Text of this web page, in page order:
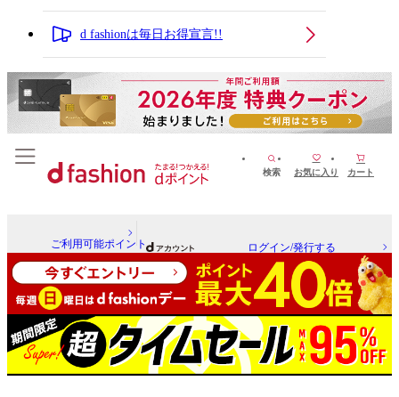
d fashionは毎日お得宣言!!
検索 お気に入り カート
ご利用可能ポイント ログイン/発行する